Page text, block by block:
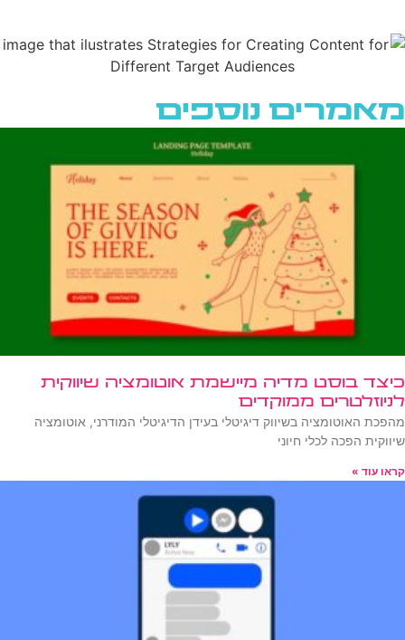
מאמרים נוספים
כיצד בוסט מדיה מיישמת אוטומציה שיווקית
לניוזלטרים ממוקדים
מהפכת האוטומציה בשיווק דיגיטלי בעידן הדיגיטלי המודרני, אוטומציה
שיווקית הפכה לכלי חיוני
קראו עוד »